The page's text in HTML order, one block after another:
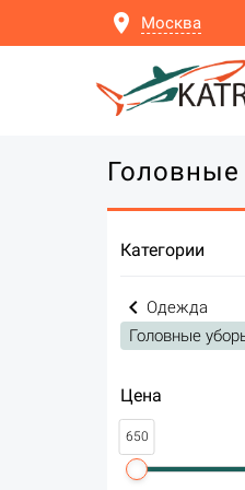
location_on Москва
Категории
navigate_before Одежда
Головные
Цена
650